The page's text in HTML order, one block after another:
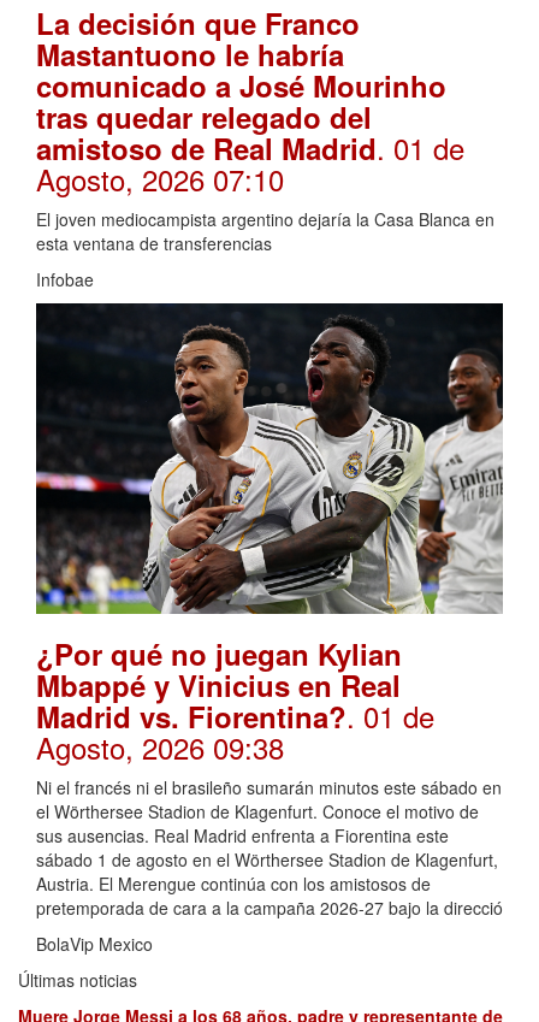
La decisión que Franco
Mastantuono le habría
comunicado a José Mourinho
tras quedar relegado del
amistoso de Real Madrid. 01 de
Agosto, 2026 07:10
El joven mediocampista argentino dejaría la Casa Blanca en
esta ventana de transferencias
Infobae
¿Por qué no juegan Kylian
Mbappé y Vinicius en Real
Madrid vs. Fiorentina?. 01 de
Agosto, 2026 09:38
Ni el francés ni el brasileño sumarán minutos este sábado en
el Wörthersee Stadion de Klagenfurt. Conoce el motivo de
sus ausencias. Real Madrid enfrenta a Fiorentina este
sábado 1 de agosto en el Wörthersee Stadion de Klagenfurt,
Austria. El Merengue continúa con los amistosos de
pretemporada de cara a la campaña 2026-27 bajo la direcció
BolaVip Mexico
Últimas noticias
Muere Jorge Messi a los 68 años, padre y representante de